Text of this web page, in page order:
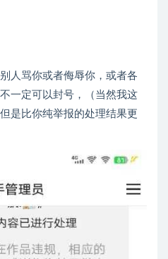
人骂你或者侮辱你，或者各
一定可以封号，（当然我这
是比你纯举报的处理结果更